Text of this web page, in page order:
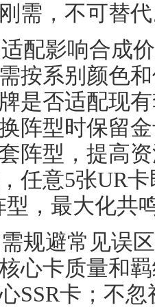
需，不可替
配影响合成
按系别颜色
是否适配现
阵型时保留
阵型，提高
任意5张UR
型，最大化共
规避常见误
心卡质量和
SSR卡；不